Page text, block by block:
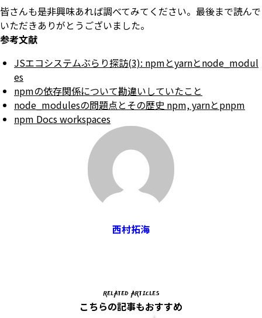
皆さんも是非興味あれば調べてみてください。最後まで読んで
いただきありがとうございました。
参考文献
JSエコシステムぶらり探訪(3): npmとyarnとnode_modul
es
npmの依存関係について勘違いしていたこと
node_modulesの問題点とその歴史 npm, yarnとpnpm
npm Docs workspaces
西村拓海
RELATED ARTICLES
こちらの記事もおすすめ